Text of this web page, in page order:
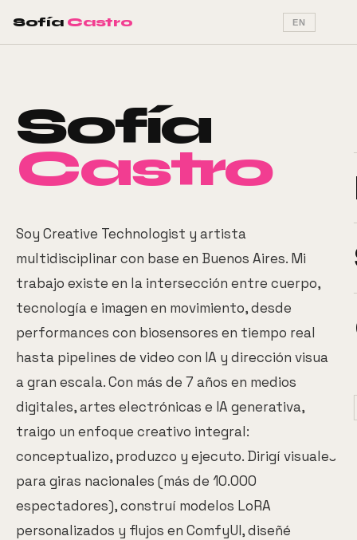
Sofía Castro EN
Sofía
Castro
Soy Creative Technologist y artista
multidisciplinar con base en Buenos Aires. Mi
trabajo existe en la intersección entre cuerpo,
tecnología e imagen en movimiento, desde
performances con biosensores en tiempo real
hasta pipelines de video con IA y dirección visual
a gran escala. Con más de 7 años en medios
digitales, artes electrónicas e IA generativa,
traigo un enfoque creativo integral:
conceptualizo, produzco y ejecuto. Dirigí visuales
para giras nacionales (más de 10.000
espectadores), construí modelos LoRA
personalizados y flujos en ComfyUI, diseñé